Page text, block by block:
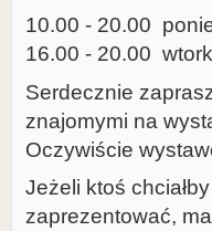
10.00 - 20.00
16.00 - 20.00
Serdecznie
znajomymi na
Oczywiście
Jeżeli ktoś
zaprezentować,